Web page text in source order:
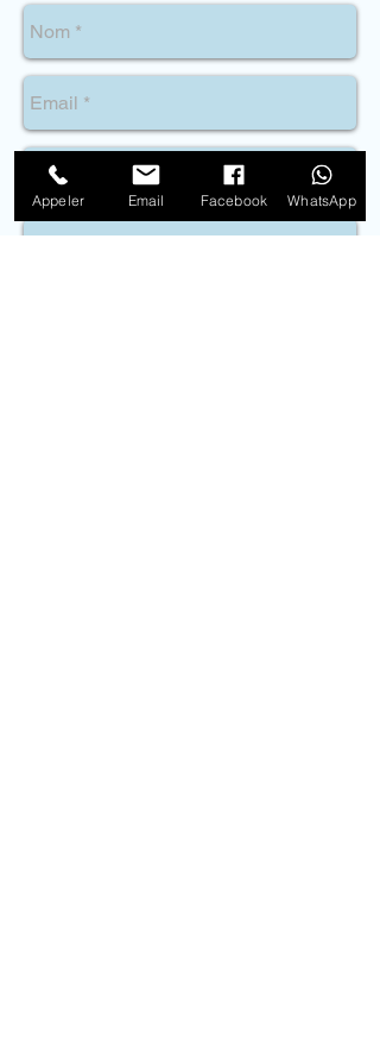
Appeler Email Facebook WhatsApp